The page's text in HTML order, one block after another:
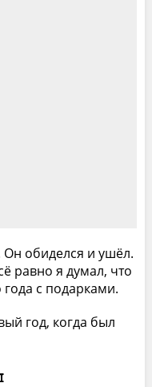
обиделся и ушёл.
равно я думал, что
с подарками.
год, когда был